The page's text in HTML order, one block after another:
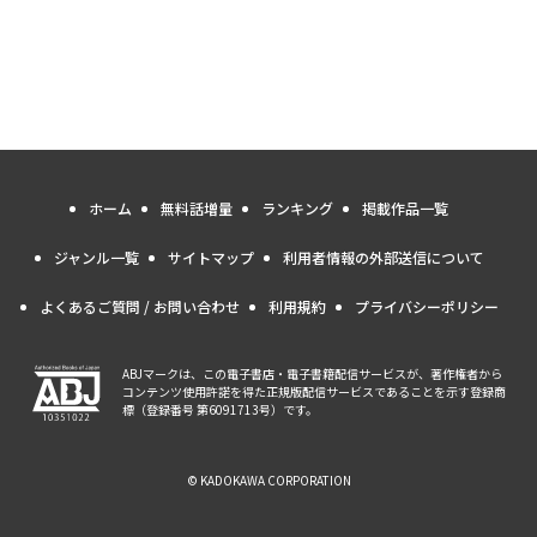
ホーム 無料話増量 ランキング 掲載作品一覧
ジャンル一覧 サイトマップ 利用者情報の外部送信について
よくあるご質問 / お問い合わせ 利用規約 プライバシーポリシー
ABJマークは、この電子書店・電子書籍配信サービスが、著作権者から
コンテンツ使用許諾を得た正規版配信サービスであることを示す登録商
標（登録番号 第6091713号）です。
© KADOKAWA CORPORATION